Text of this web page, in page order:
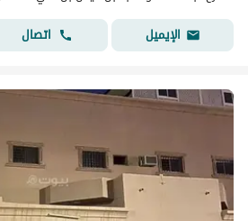
الإيميل
اتصال